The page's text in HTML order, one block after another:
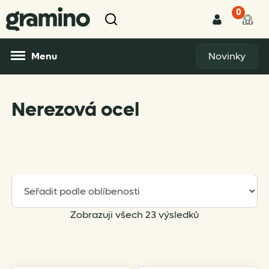
0
Menu Novinky
Nerezová ocel
Zobrazuji všech 23 výsledkůSorted